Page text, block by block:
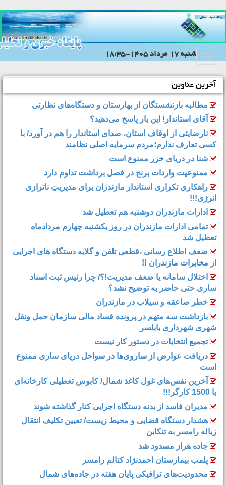
Toggle
شنبه 17 مرداد 1405-18:35
آخرین عناوین
مطالبه بازنشستگان از بهارستان و دستگاه‌های نظارتی
آقای استاندار! این بار پاسخ می‌دهید؟
نارضایتی از اوقاف استان، صدای استاندار را هم در آورد/ با
کسی تعارف ندارم؛مردم سرمایه اصلی نظامند
شنا در دریای خزر ممنوع است
ممنوعیت واردات برنج در فصل برداشت تداوم دارد
راهکاری تکراری استاندار مازندران برای مدیریتِ ناترازی
انرژی!!!
ادارات مازندران دوشنبه هم تعطیل شد
تمامی ادارات مازندران در روز یکشنبه چهارم مردادماه
تعطیل شد
ضعف اطلاع رسانی ،قطعی تلفن و گلایه دستگاه های اجرایی
از مخابرات مازندران !!
اختلال سامانه یا ضعف مدیریت!؟/ چرا رئیس ثبت اسناد
ساری حتی حاضر به توضیح نشد؟
خطر صاعقه و سیلاب در مازندران
بازداشت سه متهم در پرونده فساد مالی سازمان حمل‌ ونقل
شهری شهرداری بابلسر
تجمیع انتخابات در دستور کار نیست
دریافت عوارض از ساروی‌ها در سواحل دریای ساری ممنوع
است
آخرین نفس‌های غول کاغذ شمال‌/ ‌کابوس تعطیلی کارخانه‌ای
مدیران فاسد از بدنه دستگاه اجرایی کنار گذاشته شوند
هشدار دستگاه قضایی و محیط زیست/ تعیین تکلیف انتقال
زباله رامسر به تنکابن
جاده هراز مسدود شد
پلمب بیمارستان احمدنژاد کتالم رامسر
محدودیت‌های ترافیکی پایان هفته در جاده‌های شمال